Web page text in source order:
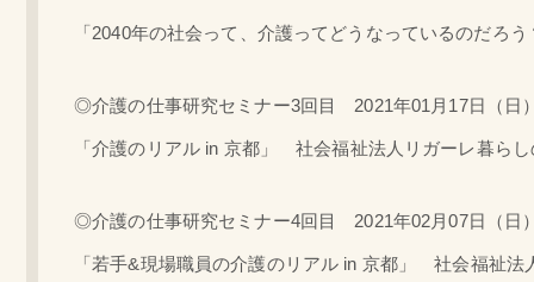
「2040年の社会って、介護ってどうなっているのだ
◎介護の仕事研究セミナー3回目 2021年01月17日（日
「介護のリアル in 京都」 社会福祉法人リガーレ暮ら
◎介護の仕事研究セミナー4回目 2021年02月07日（日
「若手&現場職員の介護のリアル in 京都」 社会福祉